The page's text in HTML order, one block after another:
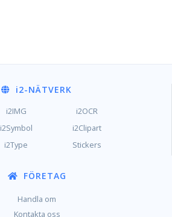
i2-NÄTVERK
i2IMG
i2OCR
i2Symbol
i2Clipart
i2Type Stickers
FÖRETAG
Handla om
Kontakta oss